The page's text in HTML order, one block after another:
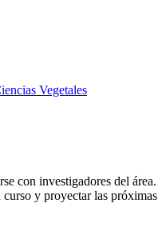
Vegetales
con investigadores del
y proyectar las